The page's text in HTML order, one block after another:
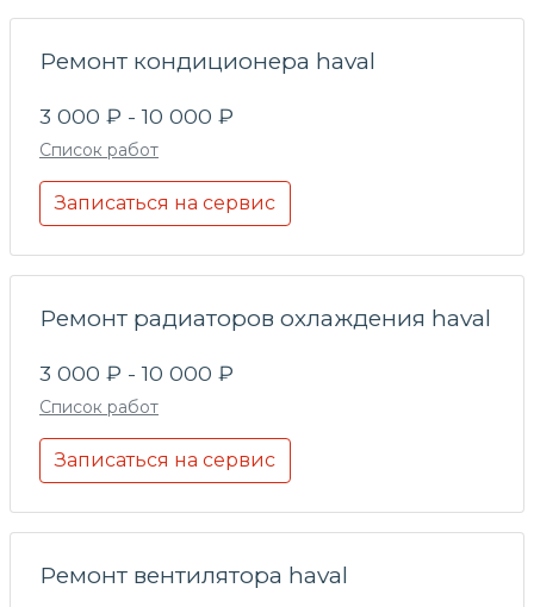
Ремонт кондиционера haval
3 000 ₽ - 10 000 ₽
Список работ
Записаться на сервис
Ремонт радиаторов охлаждения haval
3 000 ₽ - 10 000 ₽
Список работ
Записаться на сервис
Ремонт вентилятора haval